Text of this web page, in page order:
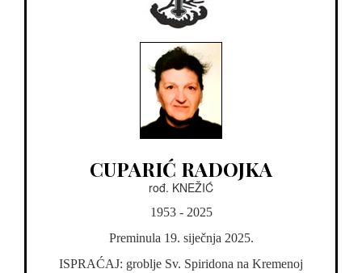
CUPARIĆ RADOJKA
rođ. KNEŽIĆ
1953 - 2025
Preminula 19. siječnja 2025.
ISPRAĆAJ: groblje Sv. Spiridona na Kremenoj